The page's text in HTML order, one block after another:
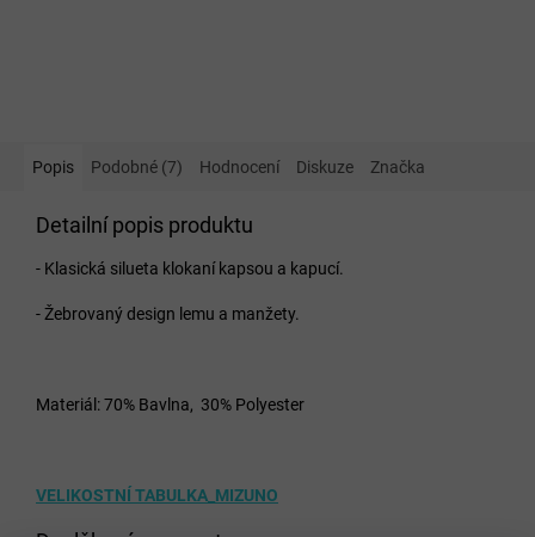
Popis Podobné (7) Hodnocení Diskuze Značka
Detailní popis produktu
- Klasická silueta klokaní kapsou a kapucí.
- Žebrovaný design lemu a manžety.
Materiál: 70% Bavlna, 30% Polyester
VELIKOSTNÍ TABULKA_MIZUNO